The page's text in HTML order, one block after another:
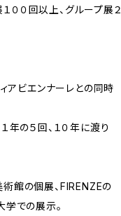
００回以上、グループ展２
ビエンナーレとの同時
１年の５回、１０年に渡り
術館の個展、FIRENZEの
での展示。